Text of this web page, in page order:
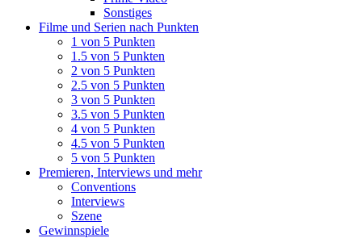
Sonstiges
Filme und Serien nach Punkten
1 von 5 Punkten
1.5 von 5 Punkten
2 von 5 Punkten
2.5 von 5 Punkten
3 von 5 Punkten
3.5 von 5 Punkten
4 von 5 Punkten
4.5 von 5 Punkten
5 von 5 Punkten
Premieren, Interviews und mehr
Conventions
Interviews
Szene
Gewinnspiele